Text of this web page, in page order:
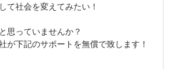
て社会を変えてみたい！
と思っていませんか？
が下記のサポートを無償で致します！